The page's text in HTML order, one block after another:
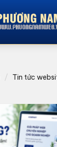
/ Tin tức